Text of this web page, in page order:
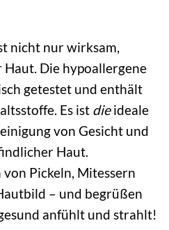
nicht nur wirksam,
Die hypoallergene
getestet und enthält
Es ist dieideale
von Gesicht und
Haut.
von Pickeln, Mitessern
– und begrüßen
anfühlt und strahlt!